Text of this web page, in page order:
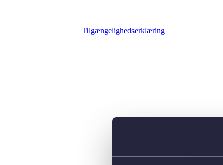
Tilgængelighedserklæring